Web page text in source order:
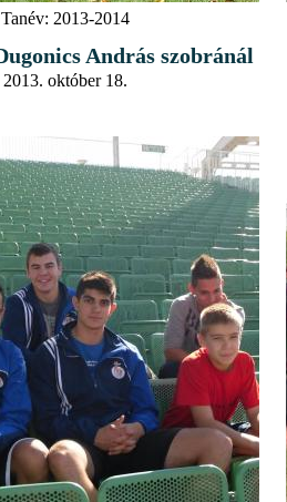
Tanév: 2013-2014
András szobránál
2013. október 18.